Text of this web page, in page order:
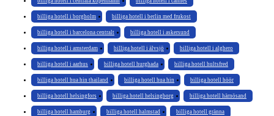
billiga hotell i borgholm billiga hotell i berlin med frukost
billiga hotell i barcelona centralt billiga hotell i askersund
billiga hotell i amsterdam billiga hotell i älvsjö billiga hotell i alghero
billiga hotell i aarhus billiga hotell hurghada billiga hotell hultsfred
billiga hotell hua hin thailand billiga hotell hua hin billiga hotell höör
billiga hotell helsingfors billiga hotell helsingborg billiga hotell härnösand
billiga hotell hamburg billiga hotell halmstad billiga hotell gränna